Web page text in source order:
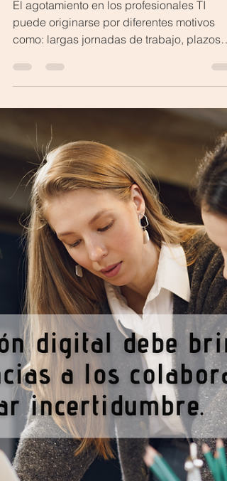
produce la gestión de
TI
como: largas jornadas de trabajo, plazos
irreales para la...